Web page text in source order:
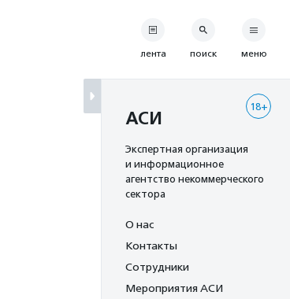
лента поиск меню
18+
АСИ
Экспертная организация
и информационное
агентство некоммерческого
сектора
О нас
Контакты
Сотрудники
Мероприятия АСИ